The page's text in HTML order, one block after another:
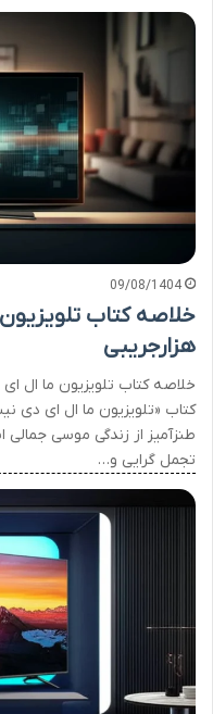
09/08/1404
خلاصه کتاب
هزارجریبی
خلاصه کتاب تلویزیون ما ال
کتاب «تلویزیون ما ال ای دی
طنزآمیز از زندگی موسی
تجمل گرایی و…